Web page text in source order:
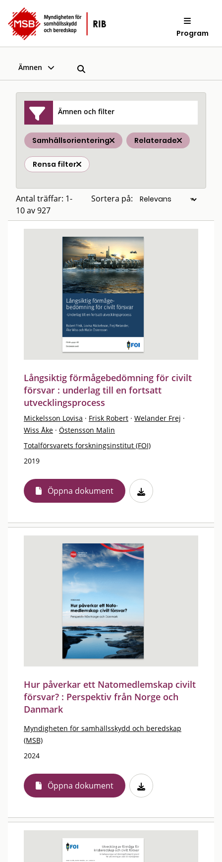
Program
Ämnen
Ämnen och filter
Samhällsorientering Relaterade
Rensa filter
Antal träffar: 1-
10 av 927
Sortera på:
Långsiktig förmågebedömning för civilt
försvar : underlag till en fortsatt
utvecklingsprocess
Mickelsson Lovisa · Frisk Robert · Welander Frej ·
Wiss Åke · Östensson Malin
Totalförsvarets forskningsinstitut (FOI)
2019
Öppna dokument
Hur påverkar ett Natomedlemskap civilt
försvar? : Perspektiv från Norge och
Danmark
Myndigheten för samhällsskydd och beredskap
(MSB)
2024
Öppna dokument